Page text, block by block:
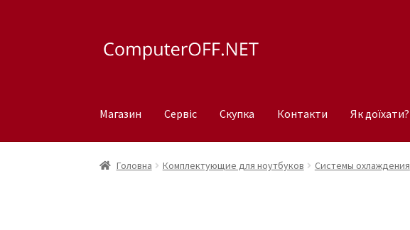
до
до
Магазин Сервіс Скупка Контакти Як доїхати?
Головна Комплектующие для ноутбуков Системы охлаждения